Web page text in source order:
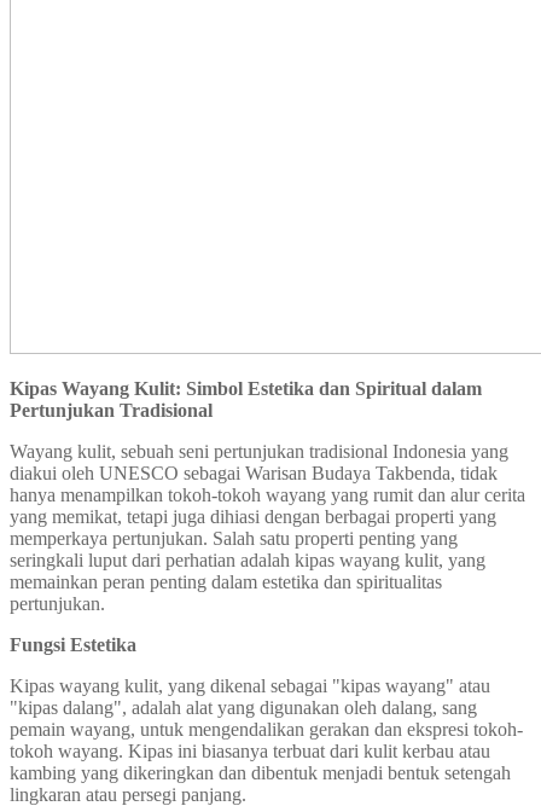
Kipas Wayang Kulit: Simbol Estetika dan Spiritual dalam
Pertunjukan Tradisional
Wayang kulit, sebuah seni pertunjukan tradisional Indonesia yang
diakui oleh UNESCO sebagai Warisan Budaya Takbenda, tidak
hanya menampilkan tokoh-tokoh wayang yang rumit dan alur cerita
yang memikat, tetapi juga dihiasi dengan berbagai properti yang
memperkaya pertunjukan. Salah satu properti penting yang
seringkali luput dari perhatian adalah kipas wayang kulit, yang
memainkan peran penting dalam estetika dan spiritualitas
pertunjukan.
Fungsi Estetika
Kipas wayang kulit, yang dikenal sebagai "kipas wayang" atau
"kipas dalang", adalah alat yang digunakan oleh dalang, sang
pemain wayang, untuk mengendalikan gerakan dan ekspresi tokoh-
tokoh wayang. Kipas ini biasanya terbuat dari kulit kerbau atau
kambing yang dikeringkan dan dibentuk menjadi bentuk setengah
lingkaran atau persegi panjang.